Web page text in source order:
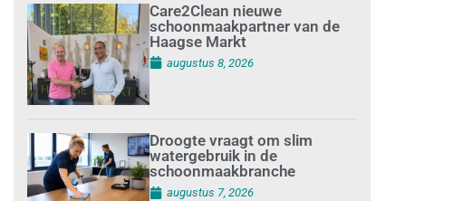
Care2Clean nieuwe
schoonmaakpartner van de
Haagse Markt
augustus 8, 2026
Droogte vraagt om slim
watergebruik in de
schoonmaakbranche
augustus 7, 2026